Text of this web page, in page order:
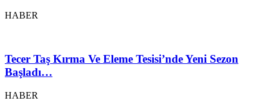
HABER
Tecer Taş Kırma Ve Eleme Tesisi’nde Yeni Sezon
Başladı…
HABER